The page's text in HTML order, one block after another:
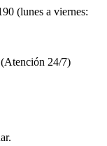
(lunes a viernes:
24/7)